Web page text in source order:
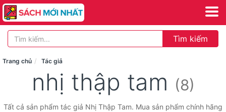
Tìm kiếm
Trang chủ Tác giả
nhị thập tam (8)
Tất cả sản phẩm tác giả Nhị Thập Tam. Mua sản phẩm chính hãng